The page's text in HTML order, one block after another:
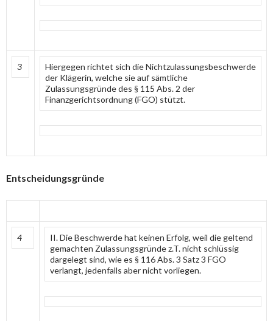
3
Hiergegen richtet sich die Nichtzulassungsbeschwerde
der Klägerin, welche sie auf sämtliche
Zulassungsgründe des § 115 Abs. 2 der
Finanzgerichtsordnung (FGO) stützt.
Entscheidungsgründe
4
II. Die Beschwerde hat keinen Erfolg, weil die geltend
gemachten Zulassungsgründe z.T. nicht schlüssig
dargelegt sind, wie es § 116 Abs. 3 Satz 3 FGO
verlangt, jedenfalls aber nicht vorliegen.